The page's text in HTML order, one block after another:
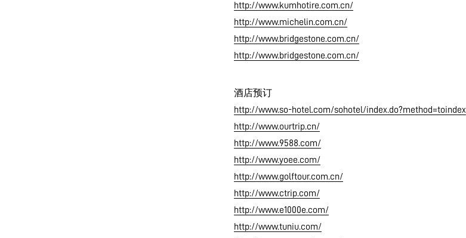
http://www.kumhotire.com.cn/
http://www.michelin.com.cn/
http://www.bridgestone.com.cn/
http://www.bridgestone.com.cn/
酒店预订
http://www.so-hotel.com/sohotel/index.do?method=toindex
http://www.ourtrip.cn/
http://www.9588.com/
http://www.yoee.com/
http://www.golftour.com.cn/
http://www.ctrip.com/
http://www.e1000e.com/
http://www.tuniu.com/